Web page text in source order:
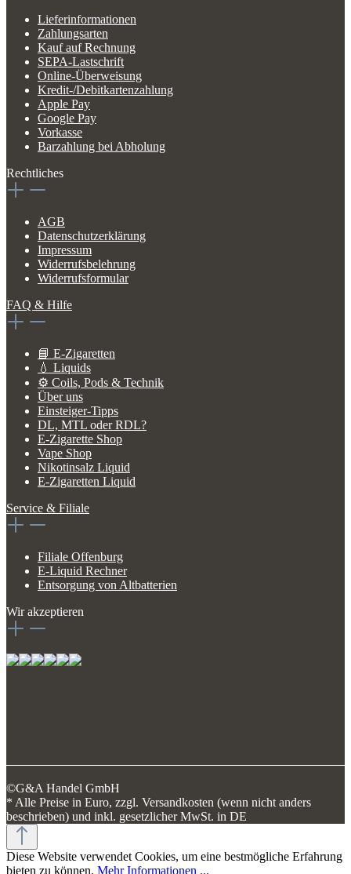
Lieferinformationen
Zahlungsarten
Kauf auf Rechnung
SEPA-Lastschrift
Online-Überweisung
Kredit-/Debitkartenzahlung
Apple Pay
Google Pay
Vorkasse
Barzahlung bei Abholung
Rechtliches
AGB
Datenschutzerklärung
Impressum
Widerrufsbelehrung
Widerrufsformular
FAQ & Hilfe
📘 E-Zigaretten
💧 Liquids
⚙️ Coils, Pods & Technik
Über uns
Einsteiger-Tipps
DL, MTL oder RDL?
E-Zigarette Shop
Vape Shop
Nikotinsalz Liquid
E-Zigaretten Liquid
Service & Filiale
Filiale Offenburg
E-Liquid Rechner
Entsorgung von Altbatterien
Wir akzeptieren
©G&A Handel GmbH
* Alle Preise in Euro, zzgl. Versandkosten (wenn nicht anders
beschrieben) und inkl. gesetzlicher MwSt. in DE
Diese Website verwendet Cookies, um eine bestmögliche Erfahrung
bieten zu können. Mehr Informationen ...